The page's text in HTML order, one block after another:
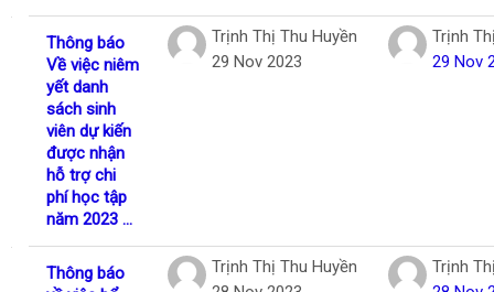
Thông báo
Về việc niêm
yết danh
sách sinh
viên dự kiến
được nhận
hỗ trợ chi
phí học tập
năm 2023 ...
Trịnh Thị Thu Huyền
29 Nov 2023
Trịnh
29 Nov
Thông báo
Trịnh Thị Thu Huyền
Trịnh